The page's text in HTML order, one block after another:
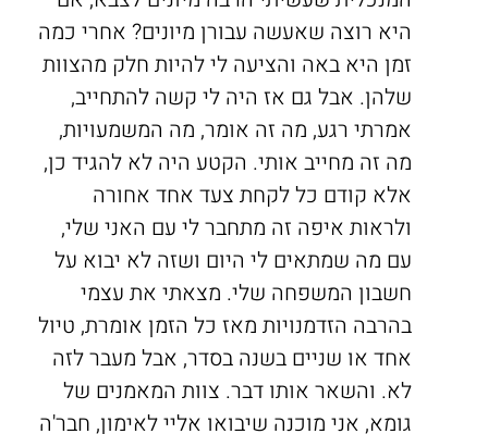
היא רוצה שאעשה עבורן מיונים? אחרי כמה
זמן היא באה והציעה לי להיות חלק מהצוות
שלהן. אבל גם אז היה לי קשה להתחייב,
אמרתי רגע, מה זה אומר, מה המשמעויות,
מה זה מחייב אותי. הקטע היה לא להגיד כן,
אלא קודם כל לקחת צעד אחד אחורה
ולראות איפה זה מתחבר לי עם האני שלי,
עם מה שמתאים לי היום ושזה לא יבוא על
חשבון המשפחה שלי. מצאתי את עצמי
בהרבה הזדמנויות מאז כל הזמן אומרת, טיול
אחד או שניים בשנה בסדר, אבל מעבר לזה
לא. והשאר אותו דבר. צוות המאמנים של
גומא, אני מוכנה שיבואו אליי לאימון, חבר'ה